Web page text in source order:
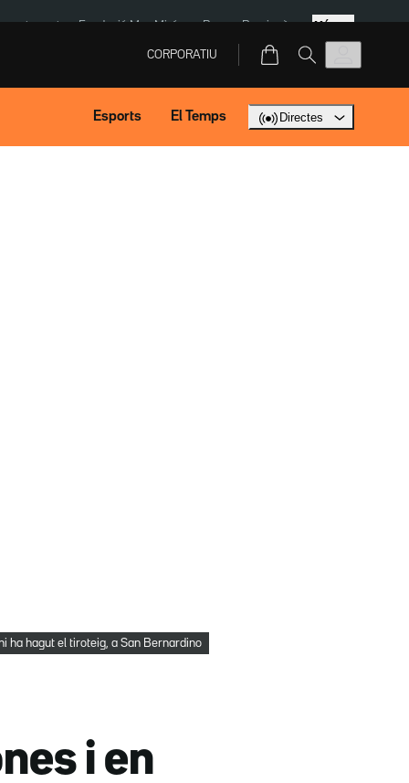
agost Fundació Mas Miró eBay Perpinyà Més
CORPORATIU
Esports El Temps Directes
ha hagut el tiroteig, a San Bernardino
i en